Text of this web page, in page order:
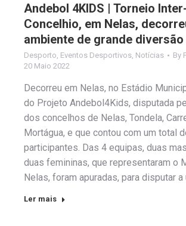
Andebol 4KIDS | Torneio
Concelhio, em Nelas,
ambiente de grande
Desporto Eventos Desportivos Notícias By
20 Maio 2022
Decorreu em Nelas, no Estádio
do Projeto Andebol4Kids, disputada
dos concelhos de Nelas, Tondela,
Mortágua, e que contou com um total
participantes. Das 4 equipas, duas
duas femininas, que representaram o
Nelas, foram apuradas, para disputar
Ler mais